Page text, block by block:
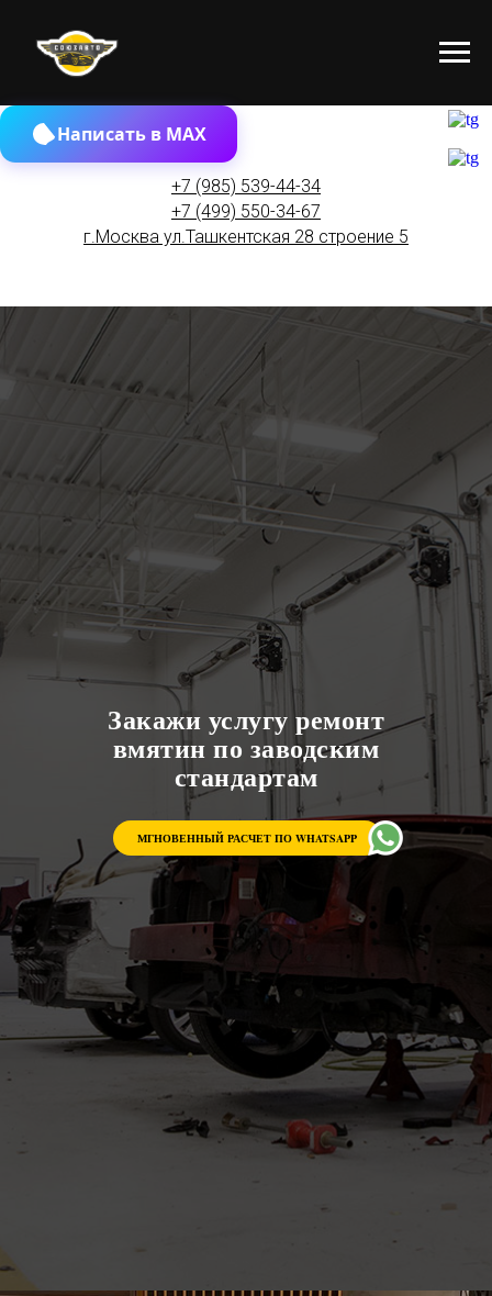
Написать в MAX
+7 (985) 539-44-34
+7 (499) 550-34-67
г.Москва ул.Ташкентская 28 строение 5
Закажи услугу ремонт
вмятин по заводским
стандартам
МГНОВЕННЫЙ РАСЧЕТ ПО WHATSAPP